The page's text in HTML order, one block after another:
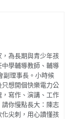
為長期與青少年孩
學輔導教師、輔導
副理事長。小時候
想開個快樂電力公
寫作、演講、工作
你慢點長大：陳志
尖刺，用心讀懂孩